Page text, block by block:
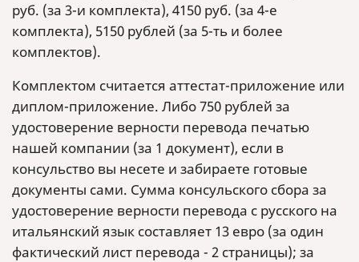
руб. (за 3-и комплекта), 4150 руб. (за 4-е
комплекта), 5150 рублей (за 5-ть и более
комплектов).
Комплектом считается аттестат-приложение или
диплом-приложение. Либо 750 рублей за
удостоверение верности перевода печатью
нашей компании (за 1 документ), если в
консульство вы несете и забираете готовые
документы сами. Сумма консульского сбора за
удостоверение верности перевода с русского на
итальянский язык составляет 13 евро (за один
фактический лист перевода - 2 страницы); за